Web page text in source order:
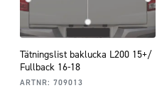
Tätningslist baklucka L200 15+/
Fullback 16-18
ARTNR: 709013